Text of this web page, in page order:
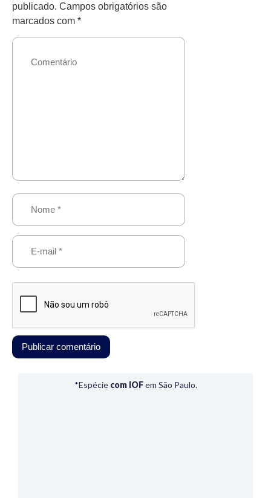
publicado. Campos obrigatórios são
marcados com *